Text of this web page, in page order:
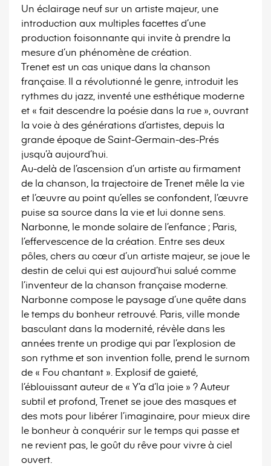
Un éclairage neuf sur un artiste majeur, une
introduction aux multiples facettes d’une
production foisonnante qui invite à prendre la
mesure d’un phénomène de création.
Trenet est un cas unique dans la chanson
française. Il a révolutionné le genre, introduit les
rythmes du jazz, inventé une esthétique moderne
et « fait descendre la poésie dans la rue », ouvrant
la voie à des générations d’artistes, depuis la
grande époque de Saint-Germain-des-Prés
jusqu’à aujourd’hui.
Au-delà de l’ascension d’un artiste au firmament
de la chanson, la trajectoire de Trenet mêle la vie
et l’œuvre au point qu’elles se confondent, l’œuvre
puise sa source dans la vie et lui donne sens.
Narbonne, le monde solaire de l’enfance ; Paris,
l’effervescence de la création. Entre ses deux
pôles, chers au cœur d’un artiste majeur, se joue le
destin de celui qui est aujourd’hui salué comme
l’inventeur de la chanson française moderne.
Narbonne compose le paysage d’une quête dans
le temps du bonheur retrouvé. Paris, ville monde
basculant dans la modernité, révèle dans les
années trente un prodige qui par l’explosion de
son rythme et son invention folle, prend le surnom
de « Fou chantant ». Explosif de gaieté,
l’éblouissant auteur de « Y’a d’la joie » ? Auteur
subtil et profond, Trenet se joue des masques et
des mots pour libérer l’imaginaire, pour mieux dire
le bonheur à conquérir sur le temps qui passe et
ne revient pas, le goût du rêve pour vivre à ciel
ouvert.